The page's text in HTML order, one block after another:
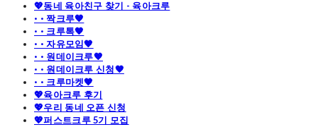
💖동네 육아친구 찾기 - 육아크루
· · 짝크루🧡
· · 크루톡🧡
· · 자유모임🧡
· · 원데이크루🧡
· · 원데이크루 신청🧡
· · 크루마켓🧡
💖육아크루 후기
💖우리 동네 오픈 신청
💖퍼스트크루 5기 모집